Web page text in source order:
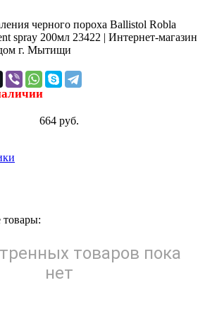
664 руб.
товаров пока
нет